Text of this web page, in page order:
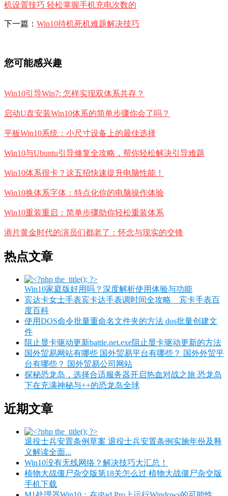
机设置技巧 轻松掌握手机充电次数的
下一篇： Win10待机死机难题解决技巧
您可能感兴趣
Win10引导Win7: 怎样实现双体系共存？
启动U盘安装Win10体系的简单步骤你会了吗？
平板Win10系统：小尺寸设备上的最佳选择
Win10与Ubuntu引导修复全攻略，帮你轻松解决引导难题
Win10体系很卡？这五招快速提升电脑性能！
Win10换体系字体：特点化你的电脑操作体验
Win10重装重启：简单步骤助你轻松重装体系
港片黄金时代的演员们都老了：怀念与现实的交锋
热点文章
Win10家庭版好用吗？深度解析使用体验与功能
宾达卡女士手表宾卡达手表调时间全攻略__宾卡手表百
度百科
使用DOS命令批量重命名文件夹的方法 dos批量创建文
件
阻止显卡驱动更新battle.net.exe阻止显卡驱动更新的方法
国外贸易网站有哪些 国外贸易平台有哪些？ 国外外贸平
台有哪些？ 国外贸易公司网站
探秘恐龙岛，选择合适服务器开启热血对战之旅 恐龙岛
下在充满神秘与++的恐龙岛全球
近期文章
退役士兵安置条例草案 退役士兵安置条例实施年份及释
义解读全面...
Win10没有无线网络？解决技巧大汇总！
植物大战僵尸杂交版第18关怎么过 植物大战僵尸杂交版
手机下载